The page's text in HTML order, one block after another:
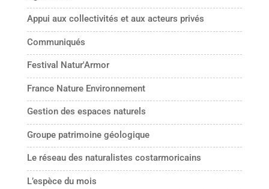
Appui aux collectivités et aux acteurs privés
Communiqués
Festival Natur'Armor
France Nature Environnement
Gestion des espaces naturels
Groupe patrimoine géologique
Le réseau des naturalistes costarmoricains
L’espèce du mois